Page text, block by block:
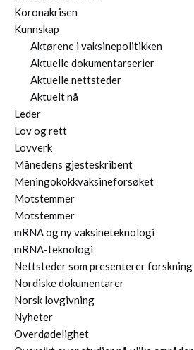
Koronakrisen
Kunnskap
Aktørene i vaksinepolitikken
Aktuelle dokumentarserier
Aktuelle nettsteder
Aktuelt nå
Leder
Lov og rett
Lovverk
Månedens gjesteskribent
Meningokokkvaksineforsøket
Motstemmer
Motstemmer
mRNA og ny vaksineteknologi
mRNA-teknologi
Nettsteder som presenterer forskning
Nordiske dokumentarer
Norsk lovgivning
Nyheter
Overdødelighet